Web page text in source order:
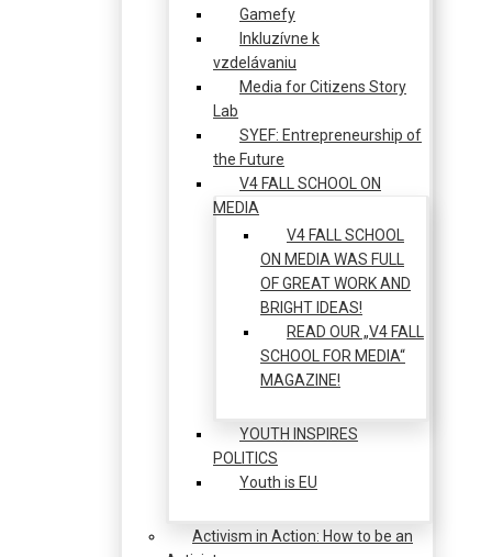
Gamefy
Inkluzívne k
vzdelávaniu
Media for Citizens Story
Lab
SYEF: Entrepreneurship of
the Future
V4 FALL SCHOOL ON
MEDIA
V4 FALL SCHOOL
ON MEDIA WAS FULL
OF GREAT WORK AND
BRIGHT IDEAS!
READ OUR „V4 FALL
SCHOOL FOR MEDIA“
MAGAZINE!
YOUTH INSPIRES
POLITICS
Youth is EU
Activism in Action: How to be an